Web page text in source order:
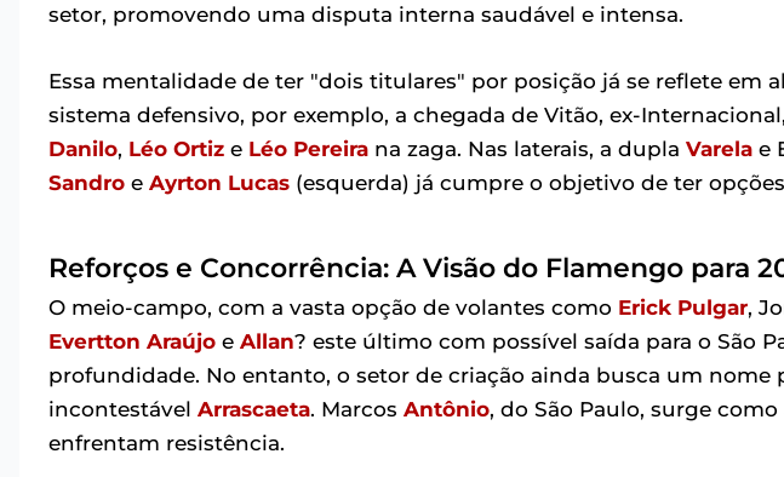
setor, promovendo uma disputa interna saudável e intensa.
Essa mentalidade de ter "dois titulares" por posição já se reflete em
sistema defensivo, por exemplo, a chegada de Vitão, ex-
Danilo, Léo Ortiz e Léo Pereira na zaga. Nas laterais, a dupla Varela e
Sandro e Ayrton Lucas (esquerda) já cumpre o objetivo de ter
Reforços e Concorrência: A Visão do Flamengo para
O meio-campo, com a vasta opção de volantes como Erick Pulgar,
Evertton Araújo e Allan? este último com possível saída para o São
profundidade. No entanto, o setor de criação ainda busca um nome
incontestável Arrascaeta. Marcos Antônio, do São Paulo, surge
enfrentam resistência.